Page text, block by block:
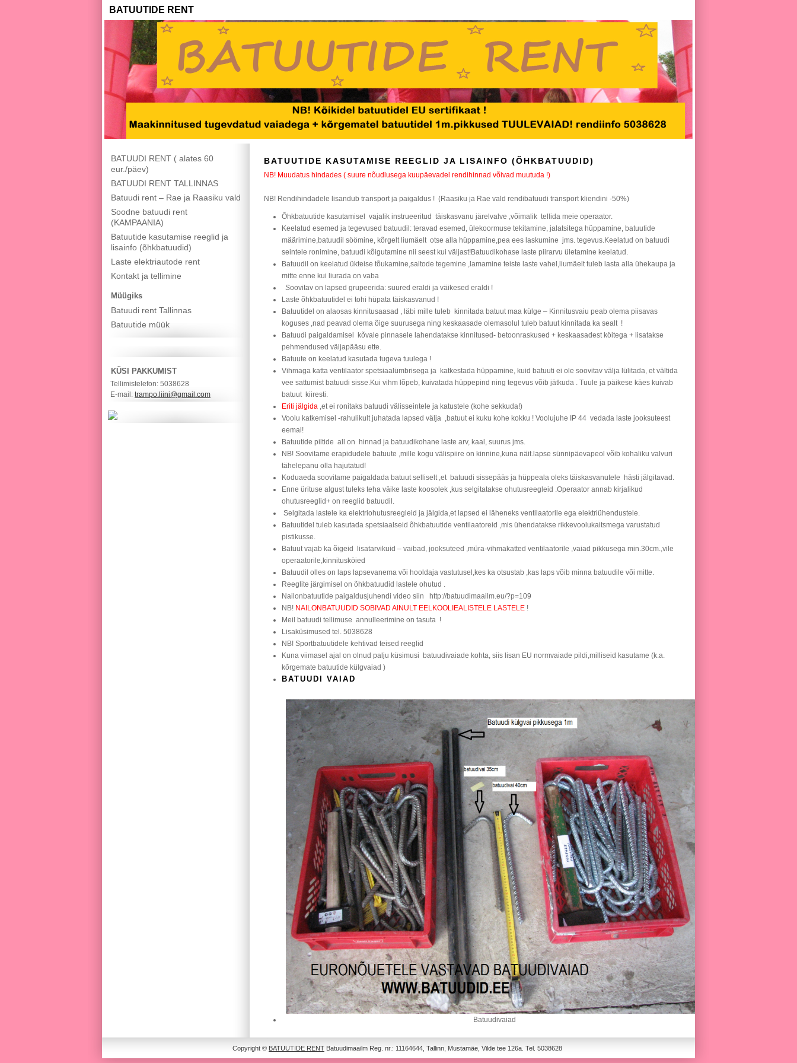
BATUUTIDE RENT
BATUUTIDE KASUTAMISE REEGLID JA LISAINFO (ÕHKBATUUDID)
NB! Muudatus hindades ( suure nõudlusega kuupäevadel rendihinnad võivad muutuda !)
NB! Rendihindadele lisandub transport ja paigaldus ! (Raasiku ja Rae vald rendibatuudi transport kliendini -50%)
Õhkbatuutide kasutamisel vajalik instrueeritud täiskasvanu järelvalve ,võimalik tellida meie operaator.
Keelatud esemed ja tegevused batuudil: teravad esemed, ülekoormuse tekitamine, jalatsitega hüppamine, batuutide
määrimine,batuudil söömine, kõrgelt liumäelt otse alla hüppamine,pea ees laskumine jms. tegevus.Keelatud on batuudi
seintele ronimine, batuudi kõigutamine nii seest kui väljast!Batuudikohase laste piirarvu ületamine keelatud.
Batuudil on keelatud ükteise tõukamine,saltode tegemine ,lamamine teiste laste vahel,liumäelt tuleb lasta alla ühekaupa ja
mitte enne kui liurada on vaba
Soovitav on lapsed grupeerida: suured eraldi ja väikesed eraldi !
Laste õhkbatuutidel ei tohi hüpata täiskasvanud !
Batuutidel on alaosas kinnitusaasad , läbi mille tuleb kinnitada batuut maa külge – Kinnitusvaiu peab olema piisavas
koguses ,nad peavad olema õige suurusega ning keskaasade olemasolul tuleb batuut kinnitada ka sealt !
Batuudi paigaldamisel kõvale pinnasele lahendatakse kinnitused- betoonraskused + keskaasadest köitega + lisatakse
pehmendused väljapääsu ette.
Batuute on keelatud kasutada tugeva tuulega !
Vihmaga katta ventilaator spetsiaalümbrisega ja katkestada hüppamine, kuid batuuti ei ole soovitav välja lülitada, et vältida
vee sattumist batuudi sisse.Kui vihm lõpeb, kuivatada hüppepind ning tegevus võib jätkuda . Tuule ja päikese käes kuivab
batuut kiiresti.
Eriti jälgida ,et ei ronitaks batuudi välisseintele ja katustele (kohe sekkuda!)
Voolu katkemisel -rahulikult juhatada lapsed välja ,batuut ei kuku kohe kokku ! Voolujuhe IP 44 vedada laste jooksuteest
eemal!
Batuutide piltide all on hinnad ja batuudikohane laste arv, kaal, suurus jms.
NB! Soovitame erapidudele batuute ,mille kogu välispiire on kinnine,kuna näit.lapse sünnipäevapeol võib kohaliku valvuri
tähelepanu olla hajutatud!
Koduaeda soovitame paigaldada batuut selliselt ,et batuudi sissepääs ja hüppeala oleks täiskasvanutele hästi jälgitavad.
Enne ürituse algust tuleks teha väike laste koosolek ,kus selgitatakse ohutusreegleid .Operaator annab kirjalikud
ohutusreeglid+ on reeglid batuudil.
Selgitada lastele ka elektriohutusreegleid ja jälgida,et lapsed ei läheneks ventilaatorile ega elektriühendustele.
Batuutidel tuleb kasutada spetsiaalseid õhkbatuutide ventilaatoreid ,mis ühendatakse rikkevoolukaitsmega varustatud
pistikusse.
Batuut vajab ka õigeid lisatarvikuid – vaibad, jooksuteed ,müra-vihmakatted ventilaatorile ,vaiad pikkusega min.30cm.,vile
operaatorile,kinnitusköied
Batuudil olles on laps lapsevanema või hooldaja vastutusel,kes ka otsustab ,kas laps võib minna batuudile või mitte.
Reeglite järgimisel on õhkbatuudid lastele ohutud .
Nailonbatuutide paigaldusjuhendi video siin http://batuudimaailm.eu/?p=109
NB! NAILONBATUUDID SOBIVAD AINULT EELKOOLIEALISTELE LASTELE !
Meil batuudi tellimuse annulleerimine on tasuta !
Lisaküsimused tel. 5038628
NB! Sportbatuutidele kehtivad teised reeglid
Kuna viimasel ajal on olnud palju küsimusi batuudivaiade kohta, siis lisan EU normvaiade pildi,milliseid kasutame (k.a.
kõrgemate batuutide külgvaiad )
BATUUDI VAIAD
Batuudivaiad
BATUUDI RENT ( alates 60
eur./päev)
BATUUDI RENT TALLINNAS
Batuudi rent – Rae ja Raasiku vald
Soodne batuudi rent
(KAMPAANIA)
Batuutide kasutamise reeglid ja
lisainfo (õhkbatuudid)
Laste elektriautode rent
Kontakt ja tellimine
Müügiks
Batuudi rent Tallinnas
Batuutide müük
KÜSI PAKKUMIST
Tellimistelefon: 5038628
E-mail: trampo.liini@gmail.com
Copyright © BATUUTIDE RENT Batuudimaailm Reg. nr.: 11164644, Tallinn, Mustamäe, Vilde tee 126a. Tel. 5038628